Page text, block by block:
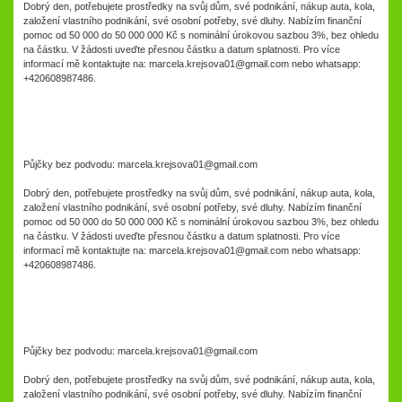
Dobrý den, potřebujete prostředky na svůj dům, své podnikání, nákup auta, kola,
založení vlastního podnikání, své osobní potřeby, své dluhy. Nabízím finanční
pomoc od 50 000 do 50 000 000 Kč s nominální úrokovou sazbou 3%, bez ohledu
na částku. V žádosti uveďte přesnou částku a datum splatnosti. Pro více
informací mě kontaktujte na: marcela.krejsova01@gmail.com nebo whatsapp:
+420608987486.
Půjčky bez podvodu: marcela.krejsova01@gmail.com
Dobrý den, potřebujete prostředky na svůj dům, své podnikání, nákup auta, kola,
založení vlastního podnikání, své osobní potřeby, své dluhy. Nabízím finanční
pomoc od 50 000 do 50 000 000 Kč s nominální úrokovou sazbou 3%, bez ohledu
na částku. V žádosti uveďte přesnou částku a datum splatnosti. Pro více
informací mě kontaktujte na: marcela.krejsova01@gmail.com nebo whatsapp:
+420608987486.
Půjčky bez podvodu: marcela.krejsova01@gmail.com
Dobrý den, potřebujete prostředky na svůj dům, své podnikání, nákup auta, kola,
založení vlastního podnikání, své osobní potřeby, své dluhy. Nabízím finanční